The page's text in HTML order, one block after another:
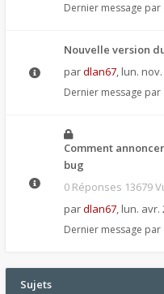
Dernier message par
Nouvelle version
pardlan67, lun. nov.
Dernier message par
Comment
bug
0 Réponses 13679
pardlan67, lun. avr.
Dernier message par
Sujets